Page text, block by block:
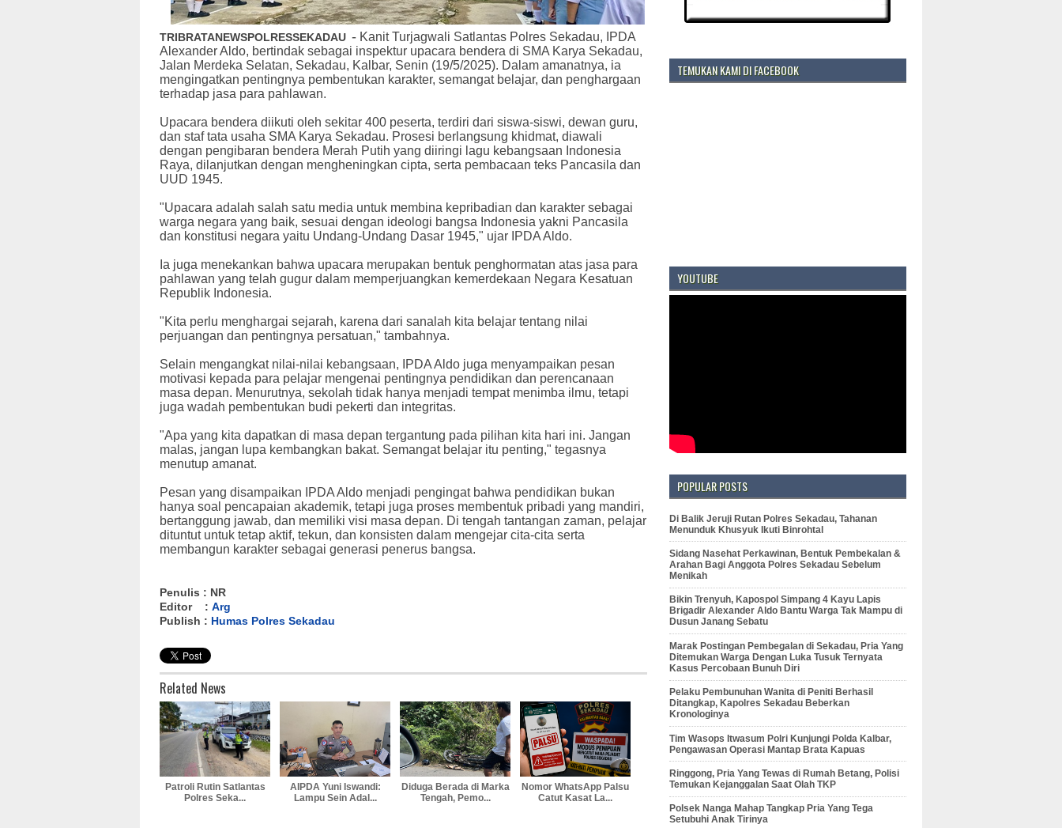
TRIBRATANEWSPOLRESSEKADAU - Kanit Turjagwali Satlantas Polres Sekadau, IPDA
Alexander Aldo, bertindak sebagai inspektur upacara bendera di SMA Karya Sekadau,
Jalan Merdeka Selatan, Sekadau, Kalbar, Senin (19/5/2025). Dalam amanatnya, ia
mengingatkan pentingnya pembentukan karakter, semangat belajar, dan penghargaan
terhadap jasa para pahlawan.
Upacara bendera diikuti oleh sekitar 400 peserta, terdiri dari siswa-siswi, dewan guru,
dan staf tata usaha SMA Karya Sekadau. Prosesi berlangsung khidmat, diawali
dengan pengibaran bendera Merah Putih yang diiringi lagu kebangsaan Indonesia
Raya, dilanjutkan dengan mengheningkan cipta, serta pembacaan teks Pancasila dan
UUD 1945.
"Upacara adalah salah satu media untuk membina kepribadian dan karakter sebagai
warga negara yang baik, sesuai dengan ideologi bangsa Indonesia yakni Pancasila
dan konstitusi negara yaitu Undang-Undang Dasar 1945," ujar IPDA Aldo.
Ia juga menekankan bahwa upacara merupakan bentuk penghormatan atas jasa para
pahlawan yang telah gugur dalam memperjuangkan kemerdekaan Negara Kesatuan
Republik Indonesia.
"Kita perlu menghargai sejarah, karena dari sanalah kita belajar tentang nilai
perjuangan dan pentingnya persatuan," tambahnya.
Selain mengangkat nilai-nilai kebangsaan, IPDA Aldo juga menyampaikan pesan
motivasi kepada para pelajar mengenai pentingnya pendidikan dan perencanaan
masa depan. Menurutnya, sekolah tidak hanya menjadi tempat menimba ilmu, tetapi
juga wadah pembentukan budi pekerti dan integritas.
"Apa yang kita dapatkan di masa depan tergantung pada pilihan kita hari ini. Jangan
malas, jangan lupa kembangkan bakat. Semangat belajar itu penting," tegasnya
menutup amanat.
Pesan yang disampaikan IPDA Aldo menjadi pengingat bahwa pendidikan bukan
hanya soal pencapaian akademik, tetapi juga proses membentuk pribadi yang mandiri,
bertanggung jawab, dan memiliki visi masa depan. Di tengah tantangan zaman, pelajar
dituntut untuk tetap aktif, tekun, dan konsisten dalam mengejar cita-cita serta
membangun karakter sebagai generasi penerus bangsa.
Penulis : NR
Editor : Arg
Publish : Humas Polres Sekadau
Related News
Patroli Rutin Satlantas
Polres Seka...
AIPDA Yuni Iswandi:
Lampu Sein Adal...
Diduga Berada di Marka
Tengah, Pemo...
Nomor WhatsApp Palsu
Catut Kasat La...
TEMUKAN KAMI DI FACEBOOK
YOUTUBE
POPULAR POSTS
Di Balik Jeruji Rutan Polres Sekadau, Tahanan
Menunduk Khusyuk Ikuti Binrohtal
Sidang Nasehat Perkawinan, Bentuk Pembekalan &
Arahan Bagi Anggota Polres Sekadau Sebelum
Menikah
Bikin Trenyuh, Kapospol Simpang 4 Kayu Lapis
Brigadir Alexander Aldo Bantu Warga Tak Mampu di
Dusun Janang Sebatu
Marak Postingan Pembegalan di Sekadau, Pria Yang
Ditemukan Warga Dengan Luka Tusuk Ternyata
Kasus Percobaan Bunuh Diri
Pelaku Pembunuhan Wanita di Peniti Berhasil
Ditangkap, Kapolres Sekadau Beberkan
Kronologinya
Tim Wasops Itwasum Polri Kunjungi Polda Kalbar,
Pengawasan Operasi Mantap Brata Kapuas
Ringgong, Pria Yang Tewas di Rumah Betang, Polisi
Temukan Kejanggalan Saat Olah TKP
Polsek Nanga Mahap Tangkap Pria Yang Tega
Setubuhi Anak Tirinya